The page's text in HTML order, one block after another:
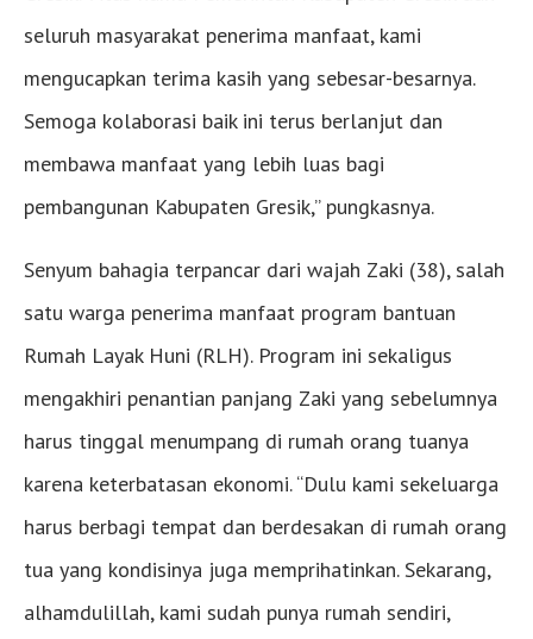
seluruh masyarakat penerima manfaat, kami
mengucapkan terima kasih yang sebesar-besarnya.
Semoga kolaborasi baik ini terus berlanjut dan
membawa manfaat yang lebih luas bagi
pembangunan Kabupaten Gresik,” pungkasnya.
Senyum bahagia terpancar dari wajah Zaki (38), salah
satu warga penerima manfaat program bantuan
Rumah Layak Huni (RLH). Program ini sekaligus
mengakhiri penantian panjang Zaki yang sebelumnya
harus tinggal menumpang di rumah orang tuanya
karena keterbatasan ekonomi. “Dulu kami sekeluarga
harus berbagi tempat dan berdesakan di rumah orang
tua yang kondisinya juga memprihatinkan. Sekarang,
alhamdulillah, kami sudah punya rumah sendiri,